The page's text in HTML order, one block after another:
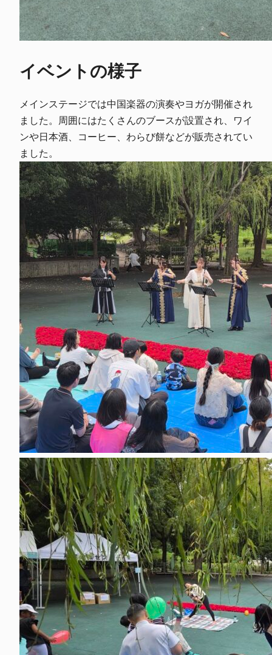
イベントの様子
メインステージでは中国楽器の演奏やヨガが開催され
ました。周囲にはたくさんのブースが設置され、ワイ
ンや日本酒、コーヒー、わらび餅などが販売されてい
ました。